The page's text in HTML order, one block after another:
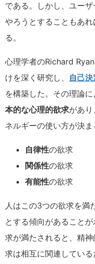
である。しかし、ユー
やろうとすることもあれ
る。
心理学者のRichard
けを深く研究し、 自己
を構築した。その理論
本的な心理的欲求があ
ネルギーの使い方が決ま
自律性の欲求
関係性の欲求
有能性の欲求
人はこの3つの欲求を満
とする傾向があること
求が満たされると、精
求は相互に関連してい